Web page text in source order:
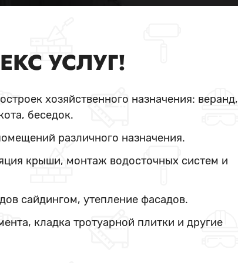
УСЛУГ!
хозяйственного назначения: веранд,
беседок.
различного назначения.
крыши, монтаж водосточных систем и
сайдингом, утепление фасадов.
кладка тротуарной плитки и другие